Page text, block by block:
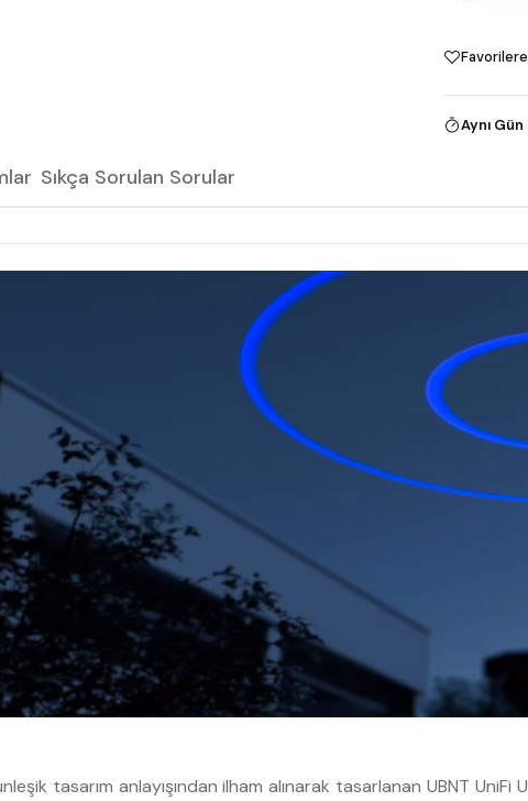
Aynı Gün
Sıkça Sorulan Sorular
tasarım anlayışından ilham alınarak tasarlanan UBNT